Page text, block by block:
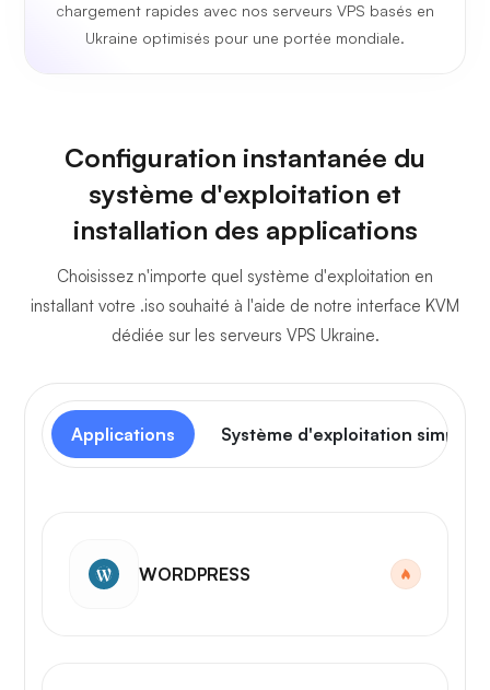
chargement rapides avec nos serveurs VPS basés en
Ukraine optimisés pour une portée mondiale.
Configuration instantanée du
système d'exploitation et
installation des applications
Choisissez n'importe quel système d'exploitation en
installant votre .iso souhaité à l'aide de notre interface KVM
dédiée sur les serveurs VPS Ukraine.
Applications Système d'exploitation simple
WORDPRESS